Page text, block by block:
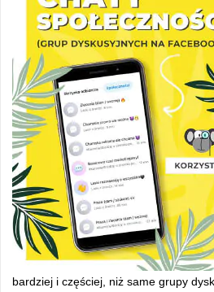
bardziej i częściej, niż same grupy